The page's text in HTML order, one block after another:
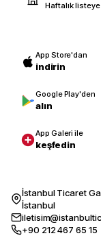
Haftalık
App Store'dan
indirin
Google Play'den
alın
App Galeri ile
keşfedin
İstanbul Ticaret
İstanbul
+90 212 467 65 15